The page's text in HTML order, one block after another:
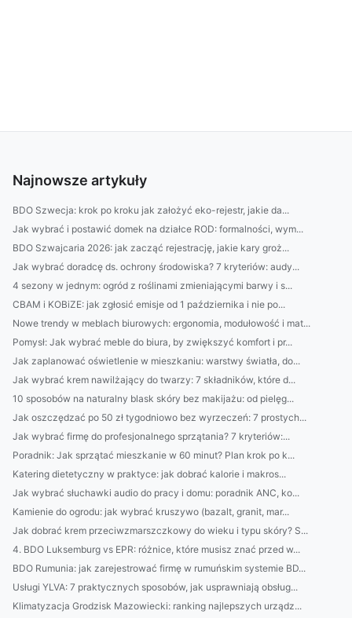
Najnowsze artykuły
BDO Szwecja: krok po kroku jak założyć eko-rejestr, jakie da...
Jak wybrać i postawić domek na działce ROD: formalności, wym...
BDO Szwajcaria 2026: jak zacząć rejestrację, jakie kary groż...
Jak wybrać doradcę ds. ochrony środowiska? 7 kryteriów: audy...
4 sezony w jednym: ogród z roślinami zmieniającymi barwy i s...
CBAM i KOBiZE: jak zgłosić emisje od 1 października i nie po...
Nowe trendy w meblach biurowych: ergonomia, modułowość i mat...
Pomysł: Jak wybrać meble do biura, by zwiększyć komfort i pr...
Jak zaplanować oświetlenie w mieszkaniu: warstwy światła, do...
Jak wybrać krem nawilżający do twarzy: 7 składników, które d...
10 sposobów na naturalny blask skóry bez makijażu: od pielęg...
Jak oszczędzać po 50 zł tygodniowo bez wyrzeczeń: 7 prostych...
Jak wybrać firmę do profesjonalnego sprzątania? 7 kryteriów:...
Poradnik: Jak sprzątać mieszkanie w 60 minut? Plan krok po k...
Katering dietetyczny w praktyce: jak dobrać kalorie i makros...
Jak wybrać słuchawki audio do pracy i domu: poradnik ANC, ko...
Kamienie do ogrodu: jak wybrać kruszywo (bazalt, granit, mar...
Jak dobrać krem przeciwzmarszczkowy do wieku i typu skóry? S...
4. BDO Luksemburg vs EPR: różnice, które musisz znać przed w...
BDO Rumunia: jak zarejestrować firmę w rumuńskim systemie BD...
Usługi YLVA: 7 praktycznych sposobów, jak usprawniają obsług...
Klimatyzacja Grodzisk Mazowiecki: ranking najlepszych urządz...